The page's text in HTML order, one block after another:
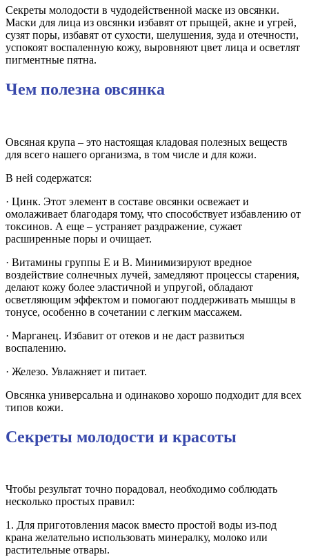
Секреты молодости в чудодейственной маске из овсянки.
Маски для лица из овсянки избавят от прыщей, акне и угрей,
сузят поры, избавят от сухости, шелушения, зуда и отечности,
успокоят воспаленную кожу, выровняют цвет лица и осветлят
пигментные пятна.
Чем полезна овсянка
Овсяная крупа – это настоящая кладовая полезных веществ
для всего нашего организма, в том числе и для кожи.
В ней содержатся:
· Цинк. Этот элемент в составе овсянки освежает и
омолаживает благодаря тому, что способствует избавлению от
токсинов. А еще – устраняет раздражение, сужает
расширенные поры и очищает.
· Витамины группы Е и В. Минимизируют вредное
воздействие солнечных лучей, замедляют процессы старения,
делают кожу более эластичной и упругой, обладают
осветляющим эффектом и помогают поддерживать мышцы в
тонусе, особенно в сочетании с легким массажем.
· Марганец. Избавит от отеков и не даст развиться
воспалению.
· Железо. Увлажняет и питает.
Овсянка универсальна и одинаково хорошо подходит для всех
типов кожи.
Секреты молодости и красоты
Чтобы результат точно порадовал, необходимо соблюдать
несколько простых правил:
1. Для приготовления масок вместо простой воды из-под
крана желательно использовать минералку, молоко или
растительные отвары.